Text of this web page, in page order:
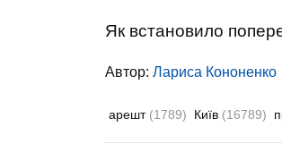
Як встановило
Автор: Лариса Кононенко
арешт (1789) Київ (16789)